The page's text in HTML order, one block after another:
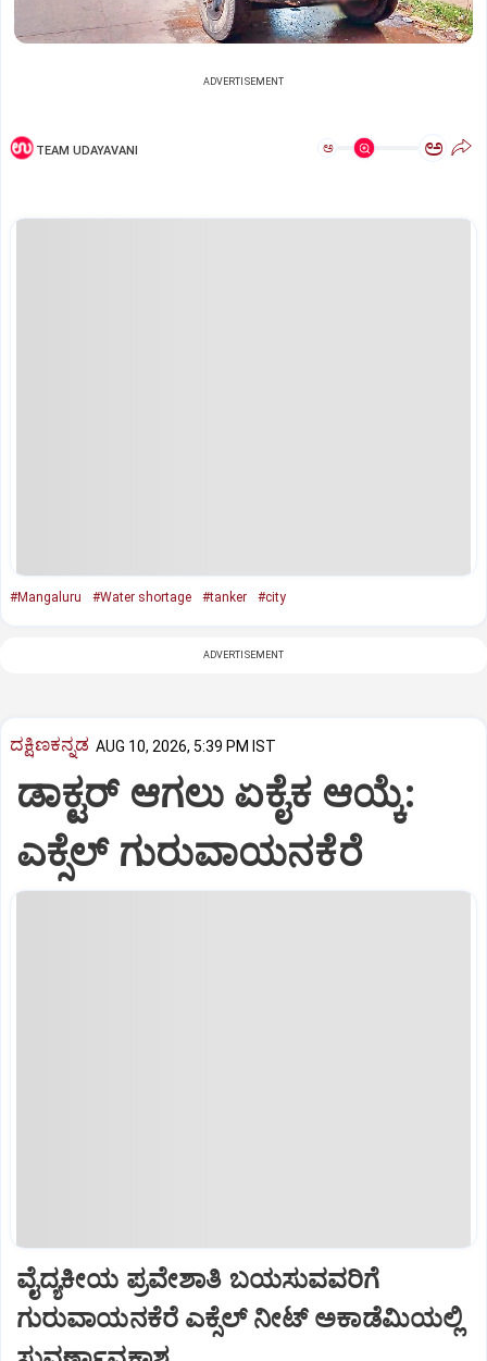
ADVERTISEMENT
TEAM UDAYAVANI ಅ ಅ
#Mangaluru #Water shortage #tanker #city
ADVERTISEMENT
ದಕ್ಷಿಣಕನ್ನಡ AUG 10, 2026, 5:39 PM IST
ಡಾಕ್ಟರ್ ಆಗಲು ಏಕೈಕ ಆಯ್ಕೆ:
ಎಕ್ಸೆಲ್ ಗುರುವಾಯನಕೆರೆ
ವೈದ್ಯಕೀಯ ಪ್ರವೇಶಾತಿ ಬಯಸುವವರಿಗೆ
ಗುರುವಾಯನಕೆರೆ ಎಕ್ಸೆಲ್ ನೀಟ್ ಅಕಾಡೆಮಿಯಲ್ಲಿ